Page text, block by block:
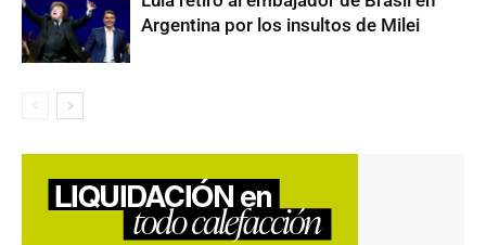
Argentina por los insultos de Milei